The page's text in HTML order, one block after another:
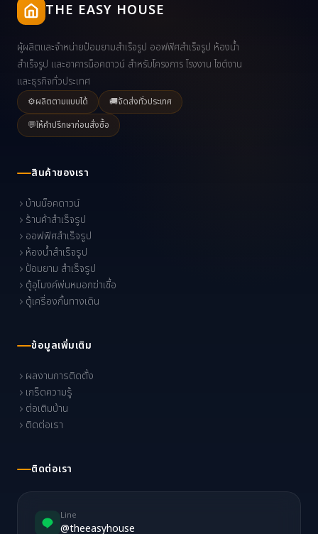
THE EASY HOUSE
ผู้ผลิตและจำหน่ายป้อมยามสำเร็จรูป ออฟฟิศสำเร็จรูป ห้องน้ำ
สำเร็จรูป และอาคารน็อคดาวน์ สำหรับโครงการ โรงงาน ไซต์งาน
และธุรกิจทั่วประเทศ
⚙️ผลิตตามแบบได้ 🚚จัดส่งทั่วประเทศ
💬ให้คำปรึกษาก่อนสั่งซื้อ
สินค้าของเรา
บ้านน็อคดาวน์
ร้านค้าสำเร็จรูป
ออฟฟิศสำเร็จรูป
ห้องน้ำสำเร็จรูป
ป้อมยาม สำเร็จรูป
ตู้อุโมงค์พ่นหมอกฆ่าเชื้อ
ตู้เครื่องกั้นทางเดิน
ข้อมูลเพิ่มเติม
ผลงานการติดตั้ง
เกร็ดความรู้
ต่อเติมบ้าน
ติดต่อเรา
ติดต่อเรา
Line
@theeasyhouse